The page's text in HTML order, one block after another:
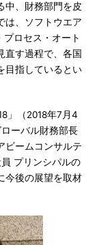
中、財務部門を皮
は、ソフトウエア
ロセス・オート
直す過程で、各国
目指しているとい
」（2018年7月4
ーバル財務部長
ビームコンサルテ
プリンシパルの
今後の展望を取材